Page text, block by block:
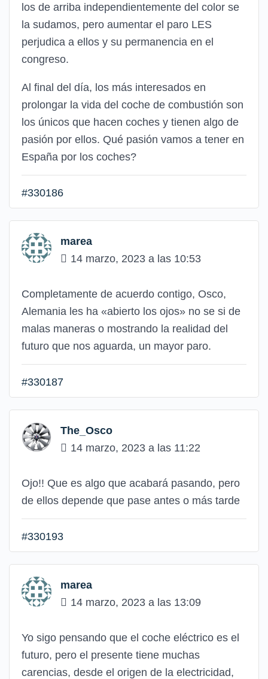
los de arriba independientemente del color se
la sudamos, pero aumentar el paro LES
perjudica a ellos y su permanencia en el
congreso.
Al final del día, los más interesados en
prolongar la vida del coche de combustión son
los únicos que hacen coches y tienen algo de
pasión por ellos. Qué pasión vamos a tener en
España por los coches?
#330186
marea
14 marzo, 2023 a las 10:53
Completamente de acuerdo contigo, Osco,
Alemania les ha «abierto los ojos» no se si de
malas maneras o mostrando la realidad del
futuro que nos aguarda, un mayor paro.
#330187
The_Osco
14 marzo, 2023 a las 11:22
Ojo!! Que es algo que acabará pasando, pero
de ellos depende que pase antes o más tarde
#330193
marea
14 marzo, 2023 a las 13:09
Yo sigo pensando que el coche eléctrico es el
futuro, pero el presente tiene muchas
carencias, desde el origen de la electricidad,